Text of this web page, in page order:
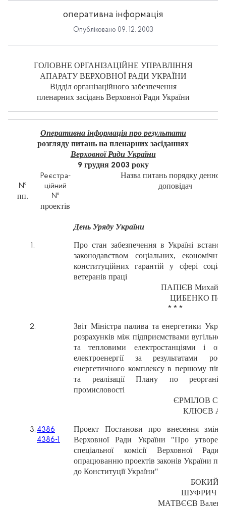
оперативна інформація
Опубліковано 09. 12. 2003
ГОЛОВНЕ ОРГАНІЗАЦІЙНЕ УПРАВЛІННЯ
АПАРАТУ ВЕРХОВНОЇ РАДИ УКРАЇНИ
Відділ організаційного забезпечення
пленарних засідань Верховної Ради України
Оперативна інформація про результати
розгляду питань на пленарних засіданнях
Верховної Ради України
9 грудня2003 року
№
пп.
Реєстра-
ційний
№
проектів
Назва питань порядку
доповідач
День Уряду України
1. Про стан забезпечення в Україні
законодавством
соціальних,
конституційних
гарантій у сфері
ветеранів праці
ПАПІЄВ Михайло
ЦИБЕНКО
* * *
2. Звіт Міністра палива та енергетики
розрахунків між підприємствами вугільної
та
тепловими електростанціями і
електроенергії
за результатами
енергетичного комплексу в першому
та
реалізації Плану по
промисловості
ЄРМІЛОВ
КЛЮЄВ
3.4386
4386-1
Проект Постанови про внесення змін
Верховної
Ради України "Про
спеціальної
комісії Верховної
Ради
опрацюванню проектів законів України про
до Конституції України"
БОКИЙ
ШУФРИЧ
МАТВЄЄВ